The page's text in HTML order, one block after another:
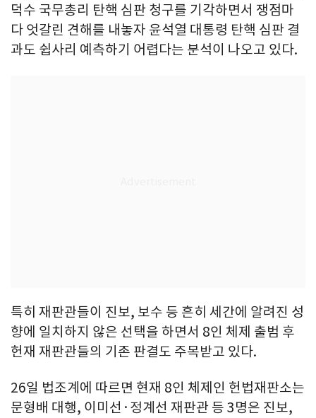
덕수 국무총리 탄핵 심판 청구를 기각하면서 쟁점마
다 엇갈린 견해를 내놓자 윤석열 대통령 탄핵 심판 결
과도 쉽사리 예측하기 어렵다는 분석이 나오고 있다.
특히 재판관들이 진보, 보수 등 흔히 세간에 알려진 성
향에 일치하지 않은 선택을 하면서 8인 체제 출범 후
헌재 재판관들의 기존 판결도 주목받고 있다.
26일 법조계에 따르면 현재 8인 체제인 헌법재판소는
문형배 대행, 이미선·정계선 재판관 등 3명은 진보,